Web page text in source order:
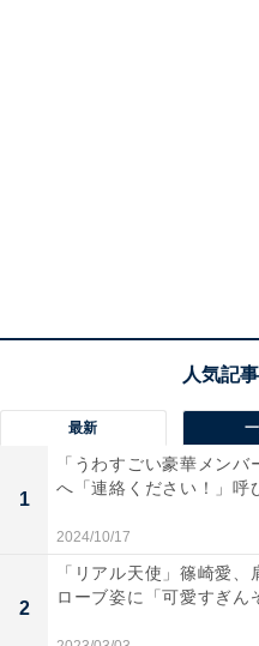
最新
1
「うわすごい豪華メンバ
へ「連絡ください！」呼
2024/10/17
2
「リアル天使」篠崎愛
ローブ姿に「可愛すぎん